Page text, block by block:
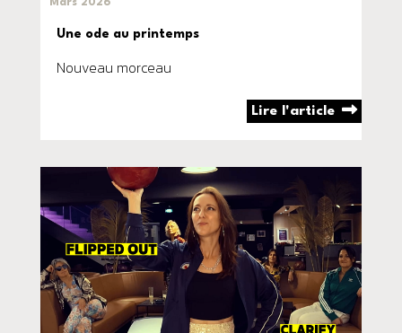
Mars 2026
Une ode au printemps
Nouveau morceau
Lire l'article